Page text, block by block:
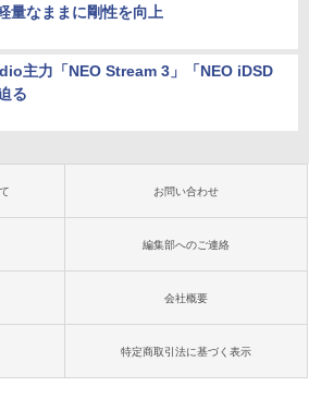
量なままに剛性を向上
主力「NEO Stream 3」「NEO iDSD
る
お問い合わせ
編集部へのご連絡
会社概要
特定商取引法に基づく表示